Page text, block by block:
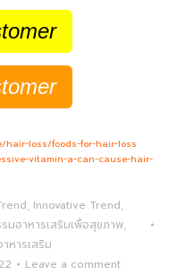
hair-loss/foods-for-hair-loss
vitamin-a-can-cause-hair-
, Innovative Trend,
มอาหารเสริมเพื่อสุขภาพ,
หารเสริม
Leave a comment